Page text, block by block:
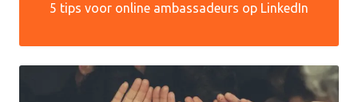
5 tips voor online ambassadeurs op LinkedIn